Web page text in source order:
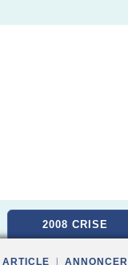
2008 CRISE
ARTICLE ANNONCER